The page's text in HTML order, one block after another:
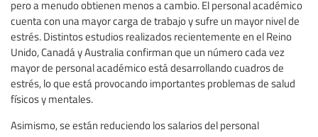
pero a menudo obtienen menos a cambio. El personal académico
cuenta con una mayor carga de trabajo y sufre un mayor nivel de
estrés. Distintos estudios realizados recientemente en el Reino
Unido, Canadá y Australia confirman que un número cada vez
mayor de personal académico está desarrollando cuadros de
estrés, lo que está provocando importantes problemas de salud
físicos y mentales.
Asimismo, se están reduciendo los salarios del personal